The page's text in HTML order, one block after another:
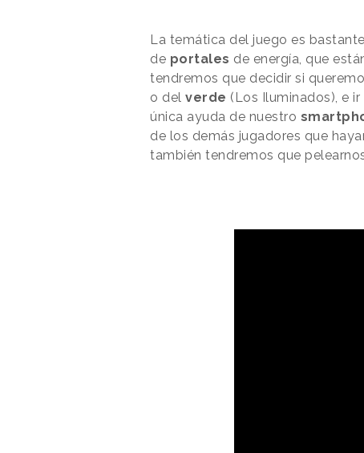
La temática del juego es
de portales de energía, que
tendremos que decidir si
o del verde (Los Iluminados), e
única ayuda de nuestro
de los demás jugadores que
también tendremos que